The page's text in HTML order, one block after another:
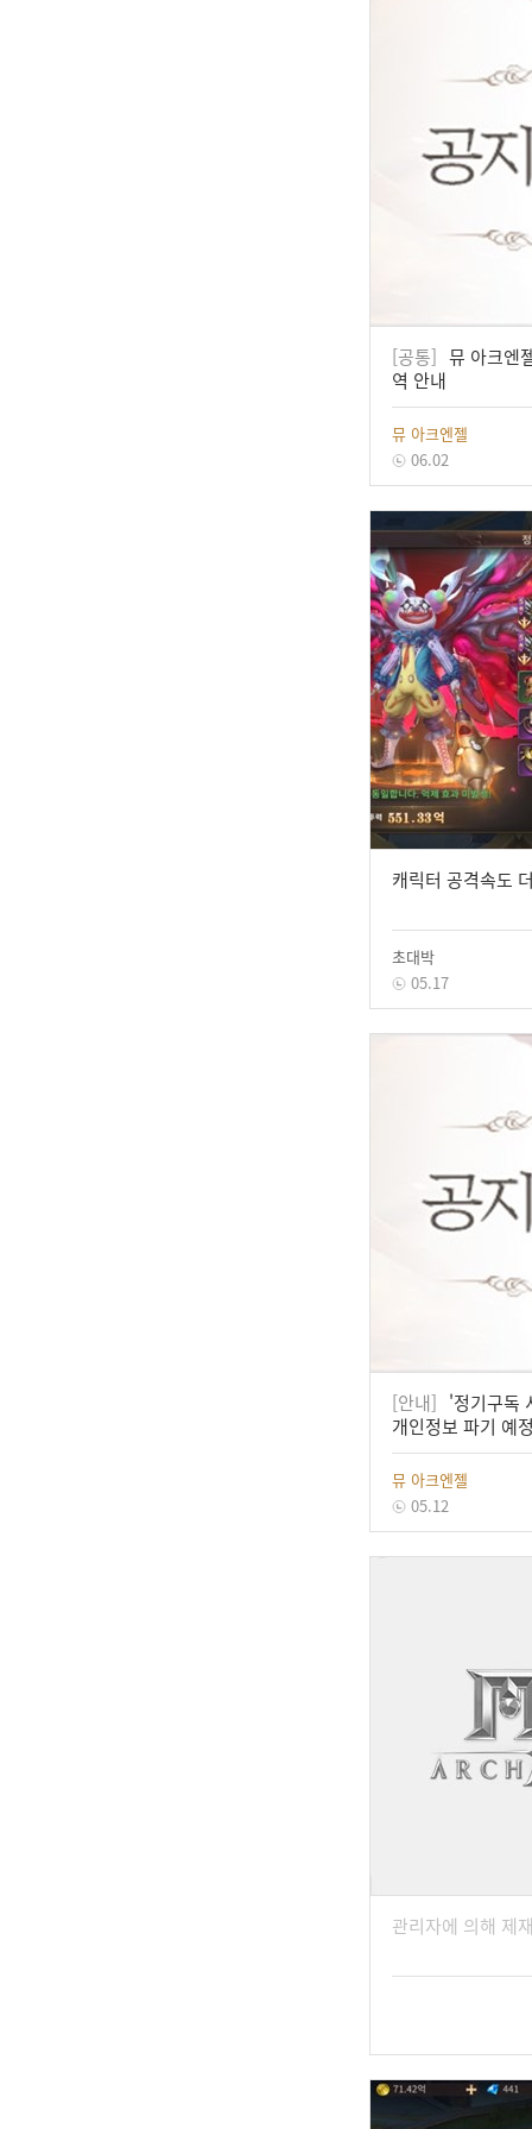
[공통] 뮤 아크엔
역 안내
뮤 아크엔젤
06.02
캐릭터 공격속도
초대박
05.17
[안내] '정기구독
개인정보 파기 예
뮤 아크엔젤
05.12
관리자에 의해 제